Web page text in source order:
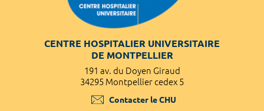
CENTRE HOSPITALIER UNIVERSITAIRE
DE MONTPELLIER
191 av. du Doyen Giraud
34295 Montpellier cedex 5
Contacter le CHU